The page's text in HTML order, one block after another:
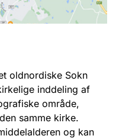
oldnordiske Sokn
inddeling af
område,
samme kirke.
og kan